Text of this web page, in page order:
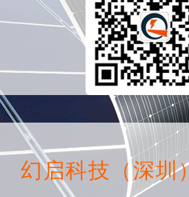
幻启科技（深圳